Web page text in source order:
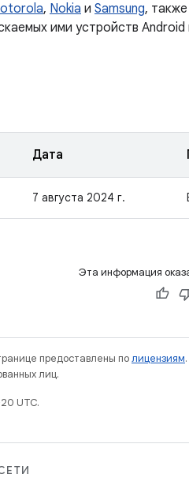
, Nokia и Samsung,
ими устройств Android
Дата
7 августа 2024 г.
Эта информация
предоставлены полицензиям
лиц.
UTC.